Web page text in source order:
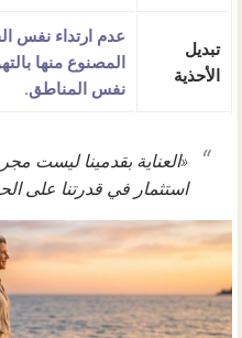
تبديل
الأحذية
عدم ارتداء نفس
المصنوع منها
نفس المناطق.
«العناية بقدمينا ليست
استثمار في قدرتنا على